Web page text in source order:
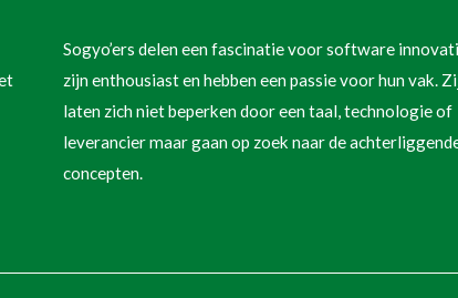
Sogyo’ers delen een fascinatie voor software
zijn enthousiast en hebben een passie voor hun vak.
laten zich niet beperken door een taal, technologie of
leverancier maar gaan op zoek naar de
concepten.